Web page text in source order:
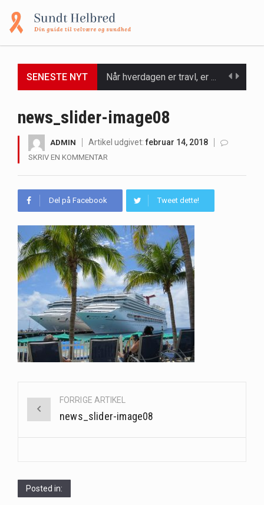
SENESTE NYT
Når hverdagen er travl, er der ikke altid tid eller overskud til at bruge timer…
Irritabel tyktarm (Irritable Bowel Syndrome, IBS) er en udbredt fordøjelseslidelse, der påvirker millioner af mennesker…
Padel er en sport, der er blevet stadig mere populær over hele verden på grund…
news_slider-image08
ADMIN Artikel udgivet:februar 14, 2018
SKRIV EN KOMMENTAR
Del på Facebook Tweet dette!
navigationFORRIGE ARTIKEL
news_slider-image08
Posted in: